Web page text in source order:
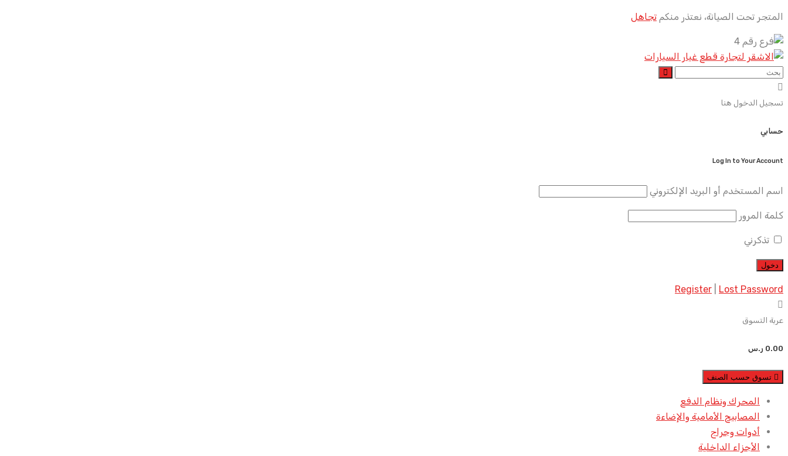
المتجر تحت الصيانة، نعتذر منكم تجاهل
Skip
to
content
تسجيل الدخول هنا
حسابي
Log In to Your Account
اسم المستخدم أو البريد الإلكتروني
كلمة المرور
تذكرني
Register Lost Password
عربة التسوق
0.00 ر.س
تسوق حسب الصنف
المحرك ونظام الدفع
المصابيح الأمامية والإضاءة
أدوات وجراج
الأجزاء الداخلية